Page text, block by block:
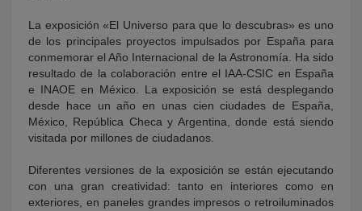
La exposición «El Universo para que lo descubras» es uno
de los principales proyectos impulsados por España para
conmemorar el Año Internacional de la Astronomía. Ha sido
resultado de la colaboración entre el IAA-CSIC en España
e INAOE en México. La exposición se está desplegando
desde hace un año en unas cien ciudades de España,
México, República Checa y Argentina, donde está siendo
visitada por millones de ciudadanos.
Diferentes versiones de la exposición se están ejecutando
con una gran creatividad: tanto en interiores como en
exteriores, en paneles grandes impresos o retroiluminados